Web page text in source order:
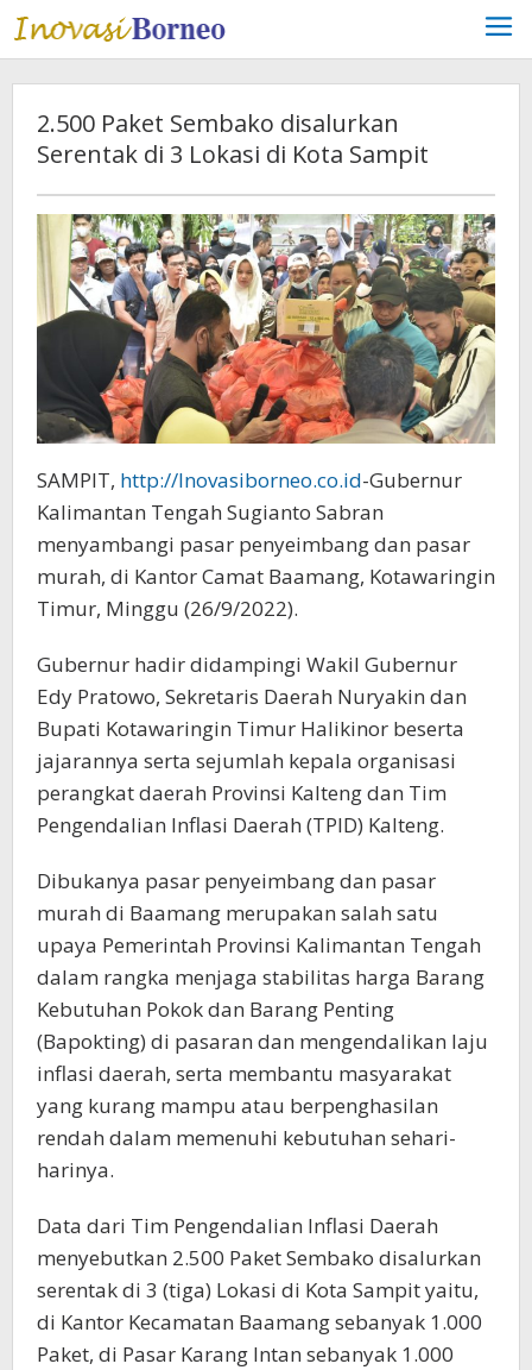
Lewati
ke
konten
2.500 Paket Sembako disalurkan
Serentak di 3 Lokasi di Kota Sampit
SAMPIT, http://Inovasiborneo.co.id-Gubernur
Kalimantan Tengah Sugianto Sabran
menyambangi pasar penyeimbang dan pasar
murah, di Kantor Camat Baamang, Kotawaringin
Timur, Minggu (26/9/2022).
Gubernur hadir didampingi Wakil Gubernur
Edy Pratowo, Sekretaris Daerah Nuryakin dan
Bupati Kotawaringin Timur Halikinor beserta
jajarannya serta sejumlah kepala organisasi
perangkat daerah Provinsi Kalteng dan Tim
Pengendalian Inflasi Daerah (TPID) Kalteng.
Dibukanya pasar penyeimbang dan pasar
murah di Baamang merupakan salah satu
upaya Pemerintah Provinsi Kalimantan Tengah
dalam rangka menjaga stabilitas harga Barang
Kebutuhan Pokok dan Barang Penting
(Bapokting) di pasaran dan mengendalikan laju
inflasi daerah, serta membantu masyarakat
yang kurang mampu atau berpenghasilan
rendah dalam memenuhi kebutuhan sehari-
harinya.
Data dari Tim Pengendalian Inflasi Daerah
menyebutkan 2.500 Paket Sembako disalurkan
serentak di 3 (tiga) Lokasi di Kota Sampit yaitu,
di Kantor Kecamatan Baamang sebanyak 1.000
Paket, di Pasar Karang Intan sebanyak 1.000